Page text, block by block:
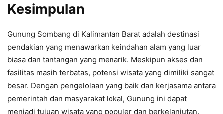
Kesimpulan
Gunung Sombang di Kalimantan Barat adalah destinasi
pendakian yang menawarkan keindahan alam yang luar
biasa dan tantangan yang menarik. Meskipun akses dan
fasilitas masih terbatas, potensi wisata yang dimiliki sangat
besar. Dengan pengelolaan yang baik dan kerjasama antara
pemerintah dan masyarakat lokal, Gunung ini dapat
menjadi tujuan wisata yang populer dan berkelanjutan.